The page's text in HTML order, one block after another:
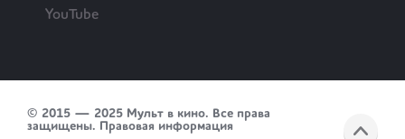
YouTube
© 2015 — 2025 Мульт в кино. Все права
защищены. Правовая информация